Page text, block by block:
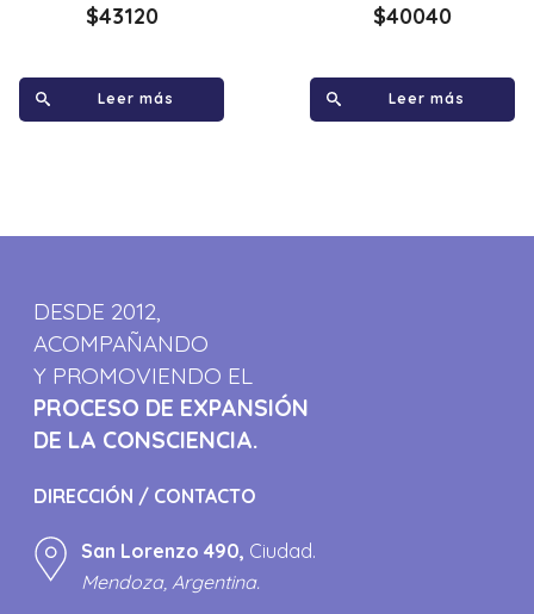
$43120
Leer más
$40040
Leer más
DESDE 2012,
ACOMPAÑANDO
Y PROMOVIENDO EL
PROCESO DE EXPANSIÓN
DE LA CONSCIENCIA.
DIRECCIÓN / CONTACTO
San Lorenzo 490, Ciudad.
Mendoza, Argentina.